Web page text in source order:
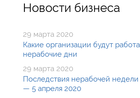
Новости бизнеса
29 марта 2020
Какие организации будут
нерабочие дни
29 марта 2020
Последствия нерабочей
— 5 апреля 2020